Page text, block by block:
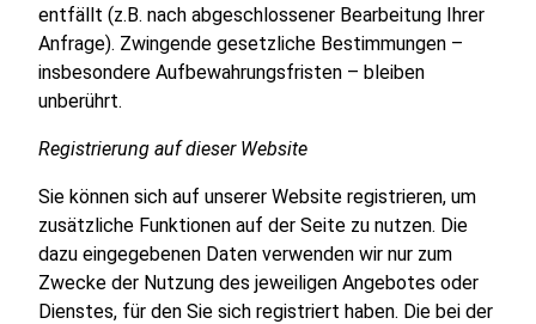
entfällt (z.B. nach abgeschlossener Bearbeitung Ihrer
Anfrage). Zwingende gesetzliche Bestimmungen –
insbesondere Aufbewahrungsfristen – bleiben
unberührt.
Registrierung auf dieser Website
Sie können sich auf unserer Website registrieren, um
zusätzliche Funktionen auf der Seite zu nutzen. Die
dazu eingegebenen Daten verwenden wir nur zum
Zwecke der Nutzung des jeweiligen Angebotes oder
Dienstes, für den Sie sich registriert haben. Die bei der